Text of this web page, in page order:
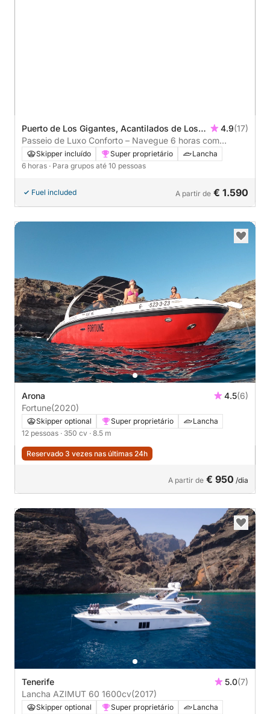
Puerto de Los Gigantes, Acantilados de Los
Gigantes, Spain
4.9(17)
Passeio de Luxo Conforto – Navegue 6 horas com
conforto absoluto
Skipper incluído Super proprietário
Lancha
6 horas · Para grupos até 10 pessoas
Fuel included A partir de € 1.590
Arona 4.5(6)
Fortune(2020)
Skipper optional Super proprietário
Lancha
12 pessoas · 350 cv · 8.5 m
Reservado 3 vezes nas últimas 24h
A partir de € 950 /dia
Tenerife 5.0(7)
Lancha AZIMUT 60 1600cv(2017)
Skipper optional Super proprietário
Lancha